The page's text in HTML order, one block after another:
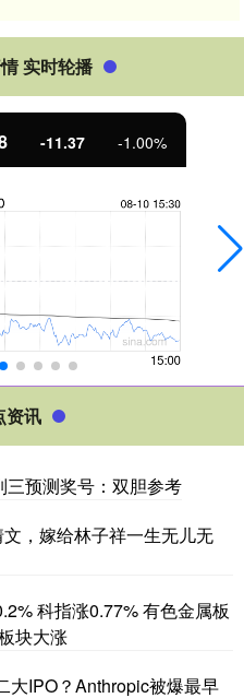
实时轮播
-11.37 -1.00%
资讯
预测奖号：双胆参考
，嫁给林子祥一生无儿无
科指涨0.77% 有色金属板
块大涨
大IPO？Anthropic被爆最早